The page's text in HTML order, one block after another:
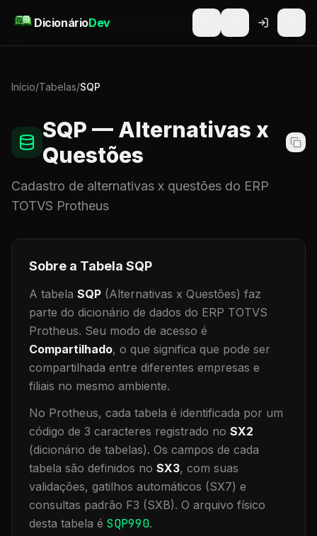
DicionárioDev
Início/Tabelas/SQP
SQP — Alternativas x
Questões
Cadastro de alternativas x questões do ERP
TOTVS Protheus
Sobre a Tabela SQP
A tabela SQP (Alternativas x Questões) faz
parte do dicionário de dados do ERP TOTVS
Protheus. Seu modo de acesso é
Compartilhado, o que significa que pode ser
compartilhada entre diferentes empresas e
filiais no mesmo ambiente.
No Protheus, cada tabela é identificada por um
código de 3 caracteres registrado no SX2
(dicionário de tabelas). Os campos de cada
tabela são definidos no SX3, com suas
validações, gatilhos automáticos (SX7) e
consultas padrão F3 (SXB). O arquivo físico
desta tabela é SQP990.